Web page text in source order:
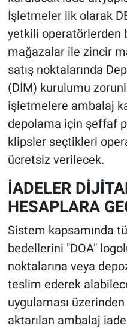
İşletmeler ilk olarak
yetkili operatörlerden
mağazalar ile zincir
satış noktalarında
(DİM) kurulumu
işletmelere ambalaj
depolama için şeffaf
klipsler seçtikleri
ücretsiz verilecek.
İADELER
HESAPLARA
Sistem kapsamında
bedellerini "DOA"
noktalarına veya
teslim ederek
uygulaması üzerinden
aktarılan ambalaj